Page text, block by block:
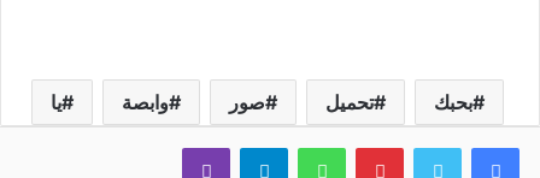
بحبك تحميل صور وابصة يا
فيسبوك تويتر بينتيريستواتساب تيلقرام ڤايبر